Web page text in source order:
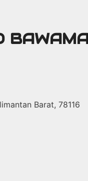
Barat, 78116